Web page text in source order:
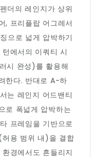
의 레인지가 상위
, 프리플랍 어그레서
으로 넓게 압박하기
에서의 이쿼티 시
시 완성)를 활용해
한다. 반대로 A-하
는 레인지 어드밴티
로 폭넓게 압박하는
프레임을 기반으로
용 범위 내)을 결합
경에서도 흔들리지